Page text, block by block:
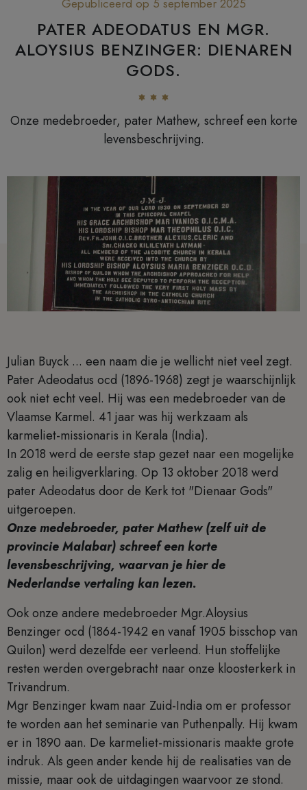
PATER ADEODATUS EN MGR.
ALOYSIUS BENZINGER: DIENAREN
GODS.
Onze medebroeder, pater Mathew, schreef een korte
levensbeschrijving.
Julian Buyck ... een naam die je wellicht niet veel zegt.
Pater Adeodatus ocd (1896-1968) zegt je waarschijnlijk
ook niet echt veel. Hij was een medebroeder van de
Vlaamse Karmel. 41 jaar was hij werkzaam als
karmeliet-missionaris in Kerala (India).
In 2018 werd de eerste stap gezet naar een mogelijke
zalig en heiligverklaring. Op 13 oktober 2018 werd
pater Adeodatus door de Kerk tot "Dienaar Gods"
uitgeroepen.
Onze medebroeder, pater Mathew (zelf uit de
provincie Malabar) schreef een korte
levensbeschrijving, waarvan je hier de
Nederlandse vertaling kan lezen.
Ook onze andere medebroeder Mgr.Aloysius
Benzinger ocd (1864-1942 en vanaf 1905 bisschop van
Quilon) werd dezelfde eer verleend. Hun stoffelijke
resten werden overgebracht naar onze kloosterkerk in
Trivandrum.
Mgr Benzinger kwam naar Zuid-India om er professor
te worden aan het seminarie van Puthenpally. Hij kwam
er in 1890 aan. De karmeliet-missionaris maakte grote
indruk. Als geen ander kende hij de realisaties van de
missie, maar ook de uitdagingen waarvoor ze stond.